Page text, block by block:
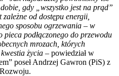
gdy „wszystko jest na prąd”
od dostępu energii,
sposobu ogrzewania – w
podłączonego do przewodu
mrozach, których
życia – powiedział w
poseł Andrzej Gawron (PiS) z